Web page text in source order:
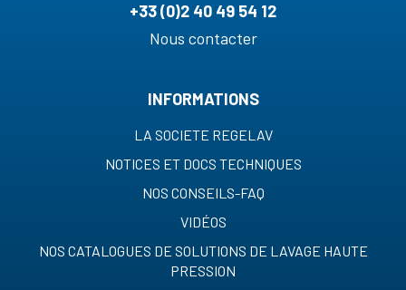
+33 (0)2 40 49 54 12
Nous contacter
INFORMATIONS
LA SOCIETE REGELAV
NOTICES ET DOCS TECHNIQUES
NOS CONSEILS-FAQ
VIDÉOS
NOS CATALOGUES DE SOLUTIONS DE LAVAGE HAUTE
PRESSION